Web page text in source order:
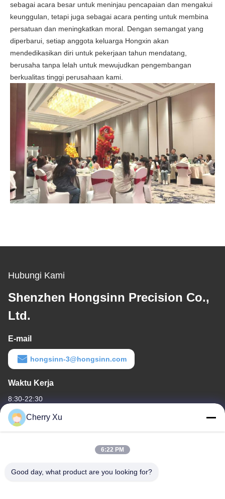
sebagai acara besar untuk meninjau pencapaian dan mengakui
keunggulan, tetapi juga sebagai acara penting untuk membina
persatuan dan meningkatkan moral. Dengan semangat yang
diperbarui, setiap anggota keluarga Hongxin akan
mendedikasikan diri untuk pekerjaan tahun mendatang,
berusaha tanpa lelah untuk mewujudkan pengembangan
berkualitas tinggi perusahaan kami.
Hubungi Kami
Shenzhen Hongsinn Precision Co.,
Ltd.
E-mail
hongsinn-3@hongsinn.com
Waktu Kerja
8:30-22:30
Alamat Kami
Guangdong Shenzhen Baoan lantai 1 & 2, No. 3, Gangzai Street,
Cherry Xu
6:22 PM
Good day, what product are you looking for?